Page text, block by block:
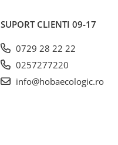
SUPORT CLIENTI 09-17
0729 28 22 22
0257277220
info@hobaecologic.ro